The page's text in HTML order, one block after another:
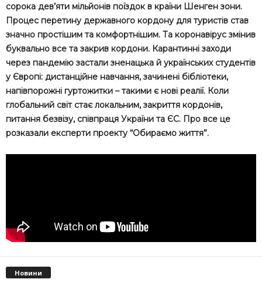
сорока дев’яти мільйонів поїздок в країни Шенген зони.
Процес перетину державного кордону для туристів став
значно простішим та комфортнішим. Та коронавірус змінив
буквально все та закрив кордони. Карантинні заходи
через пандемію застали зненацька й українських студентів
у Європі: дистанційне навчання, зачинені бібліотеки,
напівпорожні гуртожитки – такими є нові реалії. Коли
глобальний світ стає локальним, закриття кордонів,
питання безвізу, співпраця України та ЄС. Про все це
розказали експерти проекту “Обираємо життя”.
Новини